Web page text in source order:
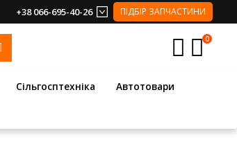
+38 066-695-40-26 ПІДБІР ЗАПЧАСТИНИ
0
Сільгосптехніка Автотовари